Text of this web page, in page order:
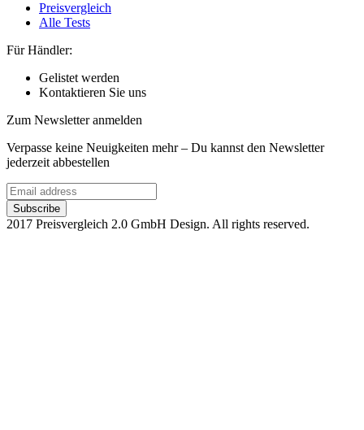
Preisvergleich
Alle Tests
Für Händler:
Gelistet werden
Kontaktieren Sie uns
Zum Newsletter anmelden
Verpasse keine Neuigkeiten mehr – Du kannst den Newsletter
jederzeit abbestellen
2017 Preisvergleich 2.0 GmbH Design. All rights reserved.